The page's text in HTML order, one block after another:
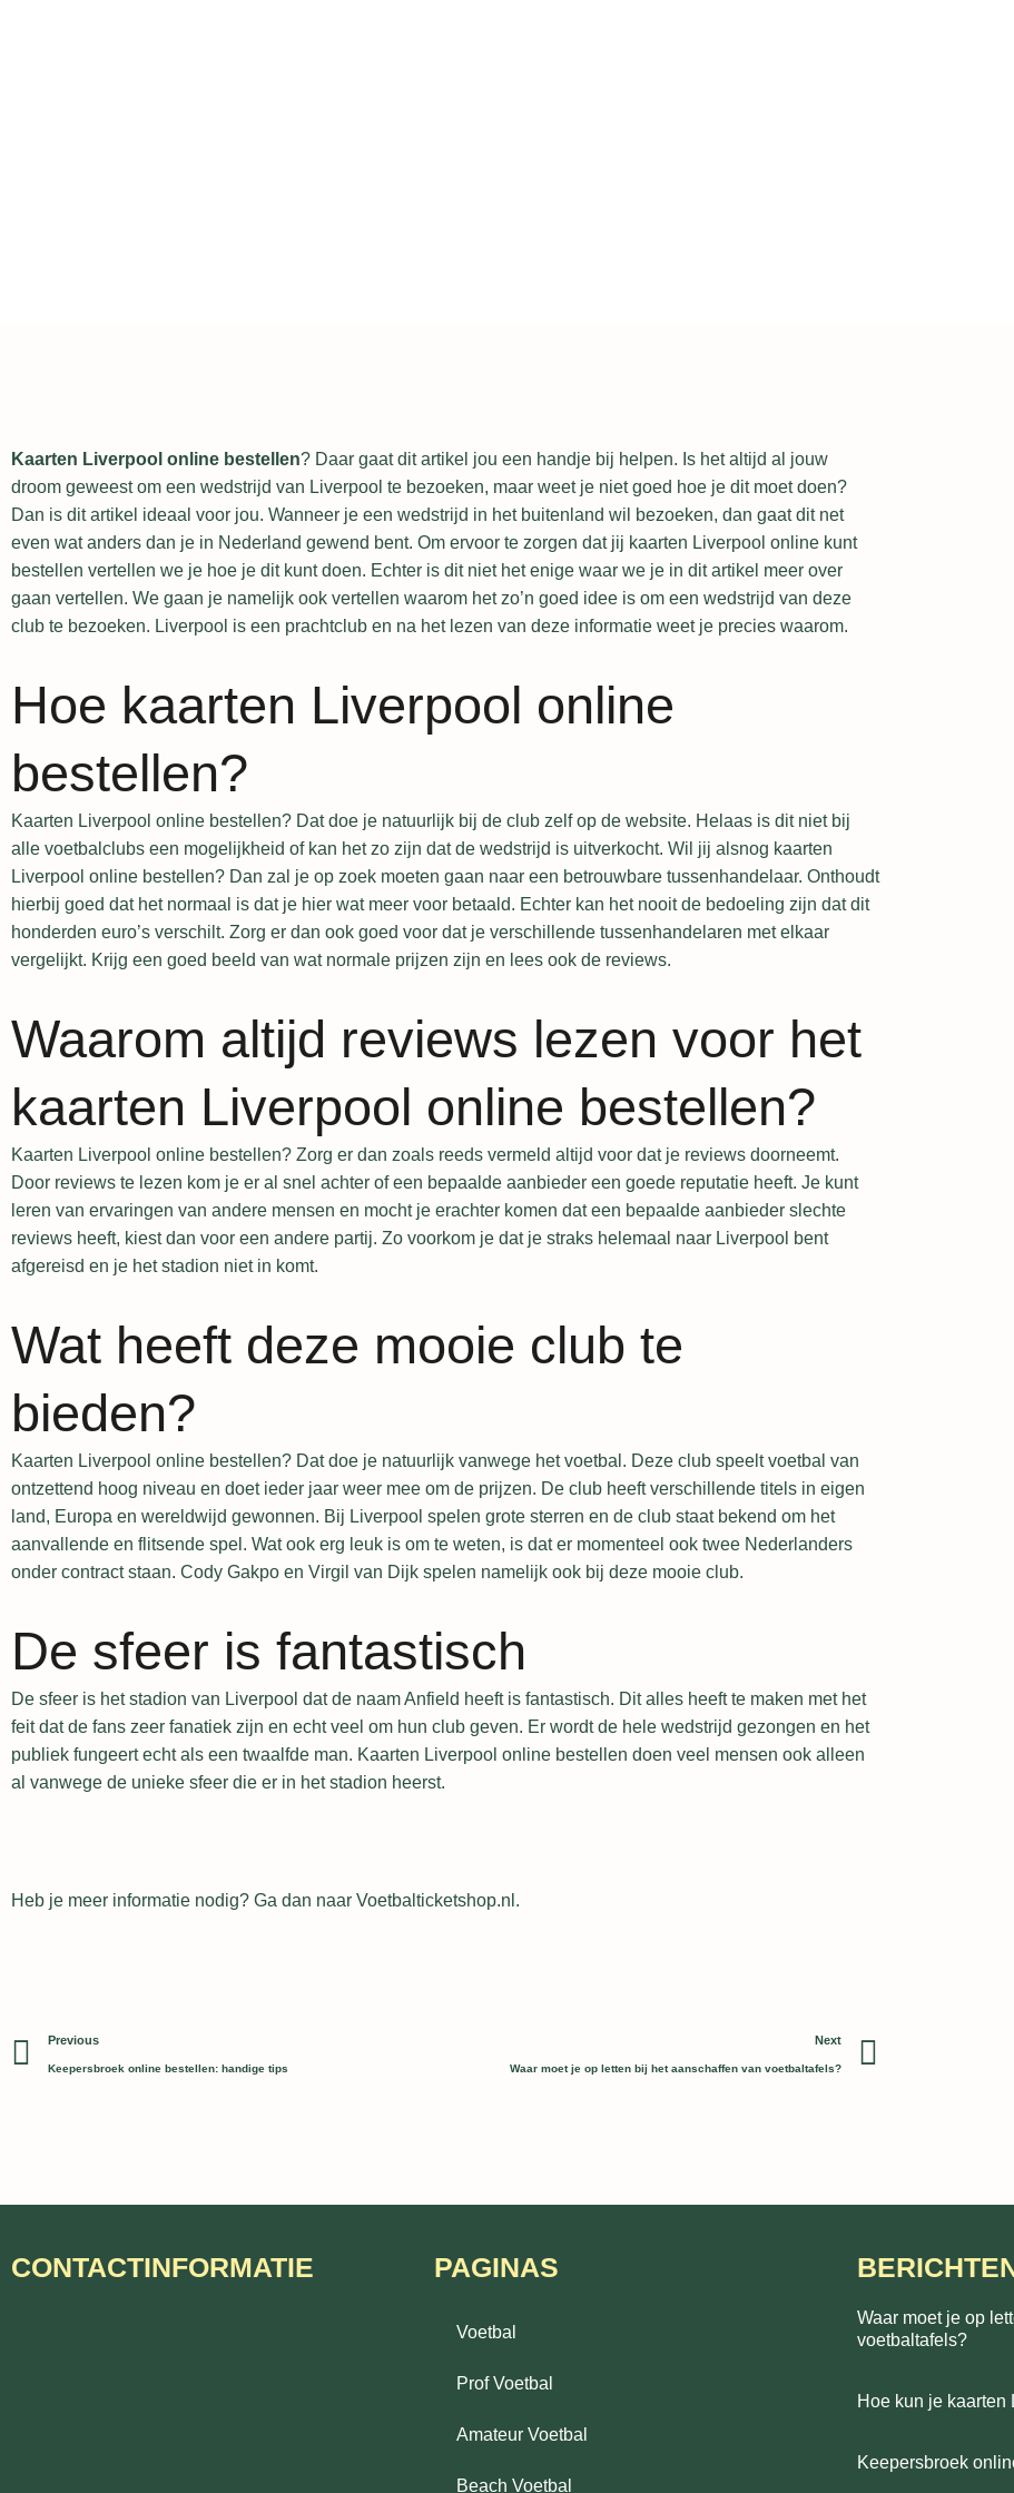
Kaarten Liverpool online bestellen? Daar gaat dit artikel jou een handje bij helpen. Is het altijd al jouw
droom geweest om een wedstrijd van Liverpool te bezoeken, maar weet je niet goed hoe je dit moet doen?
Dan is dit artikel ideaal voor jou. Wanneer je een wedstrijd in het buitenland wil bezoeken, dan gaat dit net
even wat anders dan je in Nederland gewend bent. Om ervoor te zorgen dat jij kaarten Liverpool online kunt
bestellen vertellen we je hoe je dit kunt doen. Echter is dit niet het enige waar we je in dit artikel meer over
gaan vertellen. We gaan je namelijk ook vertellen waarom het zo’n goed idee is om een wedstrijd van deze
club te bezoeken. Liverpool is een prachtclub en na het lezen van deze informatie weet je precies waarom.
Hoe kaarten Liverpool online
bestellen?
Kaarten Liverpool online bestellen? Dat doe je natuurlijk bij de club zelf op de website. Helaas is dit niet bij
alle voetbalclubs een mogelijkheid of kan het zo zijn dat de wedstrijd is uitverkocht. Wil jij alsnog kaarten
Liverpool online bestellen? Dan zal je op zoek moeten gaan naar een betrouwbare tussenhandelaar. Onthoudt
hierbij goed dat het normaal is dat je hier wat meer voor betaald. Echter kan het nooit de bedoeling zijn dat dit
honderden euro’s verschilt. Zorg er dan ook goed voor dat je verschillende tussenhandelaren met elkaar
vergelijkt. Krijg een goed beeld van wat normale prijzen zijn en lees ook de reviews.
Waarom altijd reviews lezen voor het
kaarten Liverpool online bestellen?
Kaarten Liverpool online bestellen? Zorg er dan zoals reeds vermeld altijd voor dat je reviews doorneemt.
Door reviews te lezen kom je er al snel achter of een bepaalde aanbieder een goede reputatie heeft. Je kunt
leren van ervaringen van andere mensen en mocht je erachter komen dat een bepaalde aanbieder slechte
reviews heeft, kiest dan voor een andere partij. Zo voorkom je dat je straks helemaal naar Liverpool bent
afgereisd en je het stadion niet in komt.
Wat heeft deze mooie club te
bieden?
Kaarten Liverpool online bestellen? Dat doe je natuurlijk vanwege het voetbal. Deze club speelt voetbal van
ontzettend hoog niveau en doet ieder jaar weer mee om de prijzen. De club heeft verschillende titels in eigen
land, Europa en wereldwijd gewonnen. Bij Liverpool spelen grote sterren en de club staat bekend om het
aanvallende en flitsende spel. Wat ook erg leuk is om te weten, is dat er momenteel ook twee Nederlanders
onder contract staan. Cody Gakpo en Virgil van Dijk spelen namelijk ook bij deze mooie club.
De sfeer is fantastisch
De sfeer is het stadion van Liverpool dat de naam Anfield heeft is fantastisch. Dit alles heeft te maken met het
feit dat de fans zeer fanatiek zijn en echt veel om hun club geven. Er wordt de hele wedstrijd gezongen en het
publiek fungeert echt als een twaalfde man. Kaarten Liverpool online bestellen doen veel mensen ook alleen
al vanwege de unieke sfeer die er in het stadion heerst.
Heb je meer informatie nodig? Ga dan naar Voetbalticketshop.nl .
Prev
Previous
Keepersbroek online bestellen: handige tips
Next
Waar moet je op letten bij het aanschaffen van voetbaltafels?
CONTACTINFORMATIE PAGINAS
Voetbal
Prof Voetbal
Amateur Voetbal
Beach Voetbal
Waar moet je op
voetbaltafels?
Hoe kun je
Keepersbroek